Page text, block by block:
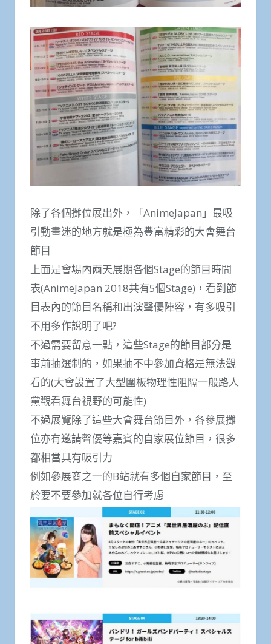
除了各個攤位展出外，「AnimeJapan」最吸
引動畫迷的地方就是極為豐富精彩的大會舞台
節目
上面是會場內兩天展期各個Stage的節目時間
表(AnimeJapan 2018共有5個Stage)，看到節
目表內的節目名稱和出演聲優陣容，有多吸引
不用多作說明了吧?
不過需要留意一點，這些Stage的節目部分是
事前抽選制的，如果抽不中參加資格是無法觀
看的(大會設置了大型圍板物理性阻隔一般路人
黨觀看舞台視野的可能性)
不過展覽除了這些大會舞台節目外，各參展攤
位亦有邀請聲優等嘉賓的自家展位節目，很多
都相當具有吸引力
例如參展商之一的B站就有多個自家節目，至
於要不要參加就各位自行考慮